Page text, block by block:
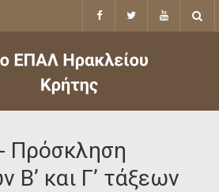
Πρόσκληση
Β’ και Γ’ τάξεων